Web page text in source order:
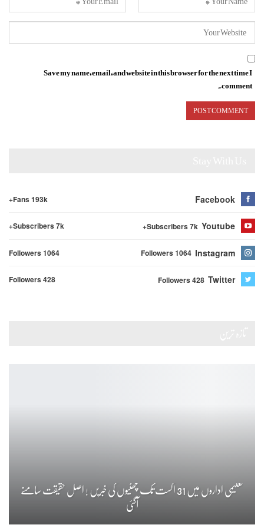
Save my name, email, and website in this browser for the next time I
comment.
Facebook
Fans 193k+
Youtube
Subscribers 7k+
Subscribers 7k+
Instagram
Followers 1064
Followers 1064
Twitter
Followers 428
Followers 428
تعلیمی اداروں میں 31 اگست تک چھٹیوں کی خبریں ! اصل حقیقت سامنے
آگئی